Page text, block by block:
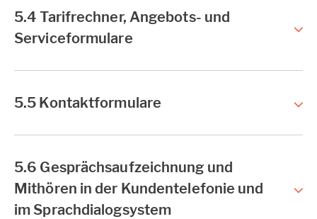
5.4 Tarifrechner, Angebots- und
Serviceformulare
5.5 Kontaktformulare
5.6 Gesprächsaufzeichnung und
Mithören in der Kundentelefonie und
im Sprachdialogsystem